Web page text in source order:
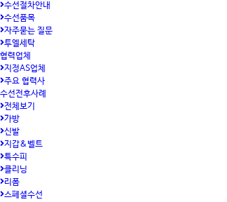
수선절차안내
수선품목
자주묻는 질문
투엘세탁
협력업체
지정AS업체
주요 협력사
수선전후사례
전체보기
가방
신발
지갑&벨트
특수피
클리닝
리폼
스페셜수선